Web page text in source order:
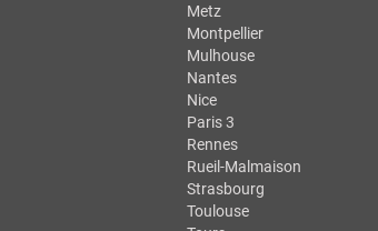
Metz
Montpellier
Mulhouse
Nantes
Nice
Paris 3
Rennes
Rueil-Malmaison
Strasbourg
Toulouse